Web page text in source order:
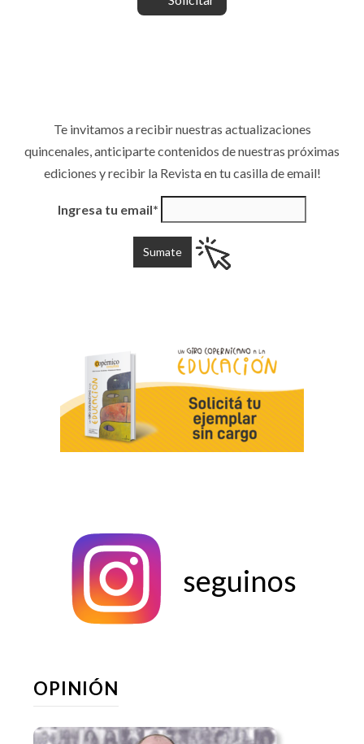
Te invitamos a recibir nuestras actualizaciones
quincenales, anticiparte contenidos de nuestras próximas
ediciones y recibir la Revista en tu casilla de email!
Ingresa tu email*
seguinos
OPINIÓN